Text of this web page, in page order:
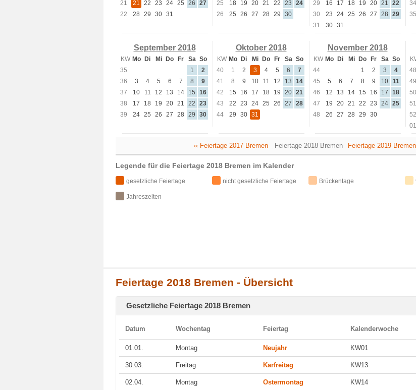
21
21 22 23 24 25 26
27
22
28 29 30 31
25
18 19 20 21 22 23
24
26
25 26 27 28 29 30
29
16 17 18 19 20 21
22
30
23 24 25 26 27 28
29
31
30 31
34
35
September 2018
KW Mo Di Mi Do Fr Sa So
35
1
2
36
3 4 5 6 7 8
9
37
10 11 12 13 14 15
16
38
17 18 19 20 21 22
23
39
24 25 26 27 28 29 30
Oktober 2018
KW Mo Di Mi Do Fr Sa So
40
1 2 3 4 5 6
7
41
8 9 10 11 12 13
14
42
15 16 17 18 19 20 21
43
22 23 24 25 26 27
28
44
29 30 31
November 2018
KW Mo Di Mi Do Fr Sa So
44
1 2 3
4
45
5 6 7 8 9 10
11
46
12 13 14 15 16 17
18
47
19 20 21 22 23 24 25
48
26 27 28 29 30
48
49
50
51
52
01
‹‹ Feiertage 2017 Bremen Feiertage 2018 Bremen Feiertage 2019 Bremen
Legende für die Feiertage 2018 Bremen im Kalender
gesetzliche Feiertage nicht gesetzliche Feiertage Brückentage
Jahreszeiten
Feiertage 2018 Bremen - Übersicht
Gesetzliche Feiertage 2018 Bremen
Datum Wochentag Feiertag Kalenderwoche
01.01. Montag Neujahr KW01
30.03. Freitag Karfreitag KW13
02.04. Montag Ostermontag KW14